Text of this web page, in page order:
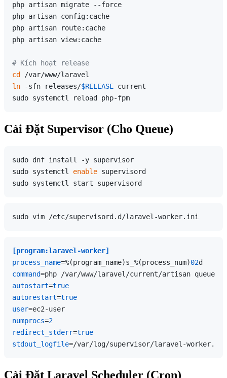
php artisan migrate --force
php artisan config:cache
php artisan route:cache
php artisan view:cache
# Kích hoạt release
cd
ln -sfn releases/$RELEASE current
Cài Đặt Supervisor (Cho Queue)
sudo dnf install -y supervisor
sudo systemctl enable supervisord
[program:laravel-worker]
process_name=%(program_name)s_%(process_num)02
command=php /var/www/laravel/current/artisan
autostart=true
autorestart=true
user
numprocs=2
redirect_stderr=true
stdout_logfile
Cài Đặt Laravel Scheduler (Cron)